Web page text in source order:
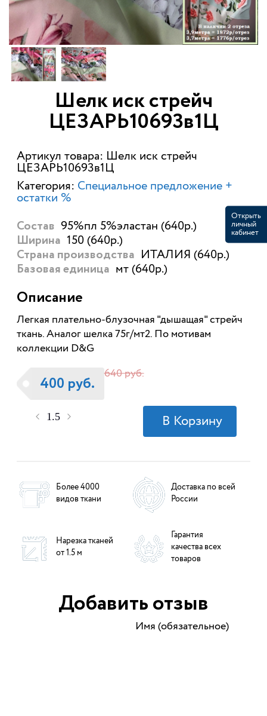
Шелк иск стрейч
ЦЕЗАРЬ10693в1Ц
Артикул товара: Шелк иск стрейч
ЦЕЗАРЬ10693в1Ц
Категория: Специальное предложение +
остатки %
Состав 95%пл 5%эластан (640р.)
Ширина 150 (640р.)
Страна производства ИТАЛИЯ (640р.)
Базовая единица мт (640р.)
Описание
Легкая плательно-блузочная "дышащая" стрейч
ткань. Аналог шелка 75г/мт2. По мотивам
коллекции D&G
640 руб.
400 руб.
Более 4000
видов ткани
Доставка по всей
России
Нарезка тканей
от 1.5 м
Гарантия
качества всех
товаров
Добавить отзыв
Имя (обязательное)
Открыть
личный
кабинет